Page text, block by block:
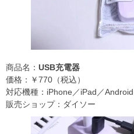
商品名： USB充電器
価格：￥770（税込）
対応機種：iPhone／iPad／
販売ショップ：ダイソー